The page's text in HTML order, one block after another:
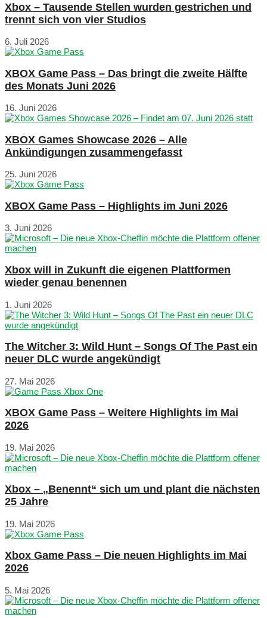
Xbox – Tausende Stellen wurden gestrichen und
trennt sich von vier Studios
6. Juli 2026
XBOX Game Pass – Das bringt die zweite Hälfte
des Monats Juni 2026
16. Juni 2026
XBOX Games Showcase 2026 – Alle
Ankündigungen zusammengefasst
25. Juni 2026
XBOX Game Pass – Highlights im Juni 2026
3. Juni 2026
Xbox will in Zukunft die eigenen Plattformen
wieder genau benennen
1. Juni 2026
The Witcher 3: Wild Hunt – Songs Of The Past ein
neuer DLC wurde angekündigt
27. Mai 2026
XBOX Game Pass – Weitere Highlights im Mai
2026
19. Mai 2026
Xbox – „Benennt“ sich um und plant die nächsten
25 Jahre
19. Mai 2026
Xbox Game Pass – Die neuen Highlights im Mai
2026
5. Mai 2026